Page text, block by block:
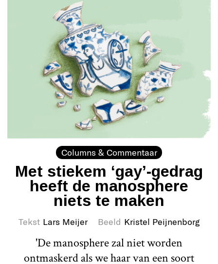
Columns & Commentaar
Met stiekem ‘gay’-gedrag
heeft de manosphere
niets te maken
Tekst Lars Meijer Beeld Kristel Peijnenborg
'De manosphere zal niet worden
ontmaskerd als we haar van een soort